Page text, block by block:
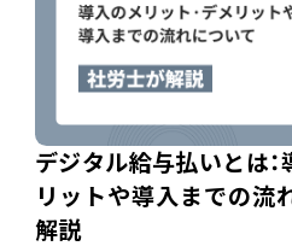
デジタル給与払いとは：
リットや導入までの流
解説